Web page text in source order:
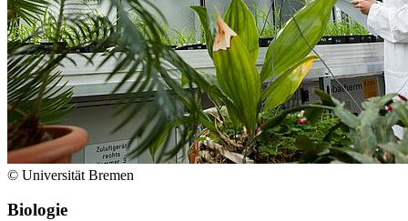
© Universität Bremen
Biologie